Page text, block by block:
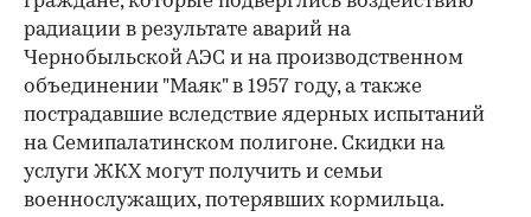
радиации в результате аварий на
Чернобыльской АЭС и на производственном
объединении "Маяк" в 1957 году, а также
пострадавшие вследствие ядерных испытаний
на Семипалатинском полигоне. Скидки на
услуги ЖКХ могут получить и семьи
военнослужащих, потерявших кормильца.